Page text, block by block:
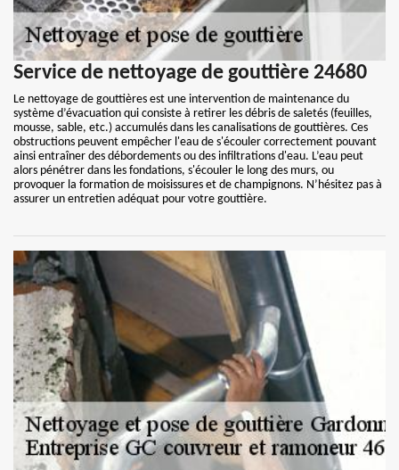
Service de nettoyage de gouttière 24680
Le nettoyage de gouttières est une intervention de maintenance du
système d’évacuation qui consiste à retirer les débris de saletés (feuilles,
mousse, sable, etc.) accumulés dans les canalisations de gouttières. Ces
obstructions peuvent empêcher l'eau de s'écouler correctement pouvant
ainsi entraîner des débordements ou des infiltrations d'eau. L’eau peut
alors pénétrer dans les fondations, s'écouler le long des murs, ou
provoquer la formation de moisissures et de champignons. N’hésitez pas à
assurer un entretien adéquat pour votre gouttière.